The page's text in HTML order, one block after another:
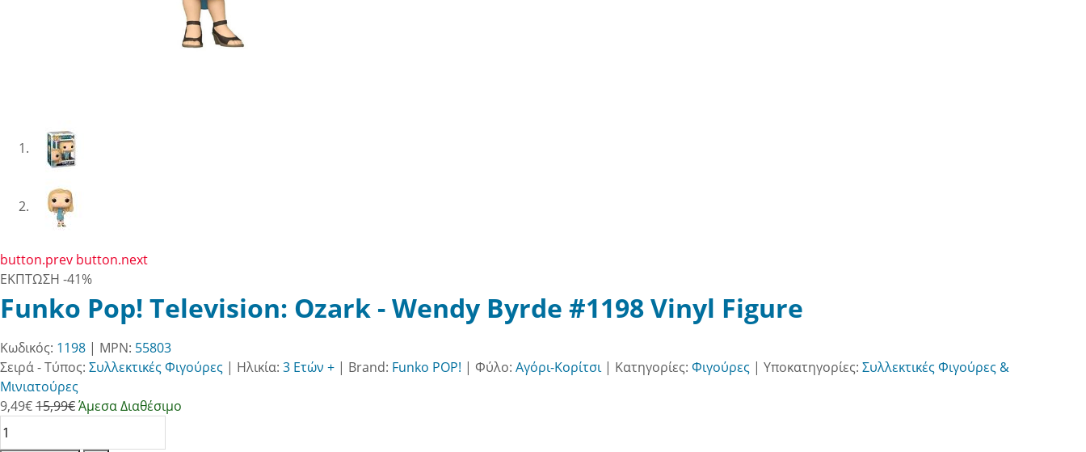
button.prev button.next
ΕΚΠΤΩΣΗ -41%
Funko Pop! Television: Ozark - Wendy Byrde #1198 Vinyl Figure
Κωδικός: 1198 | MPN: 55803
Σειρά - Τύπος: Συλλεκτικές Φιγούρες | Ηλικία: 3 Ετών + | Brand: Funko POP! | Φύλο: Αγόρι-Κορίτσι| Κατηγορίες: Φιγούρες | Υποκατηγορίες: Συλλεκτικές Φιγούρες &
Μινιατούρες
9,49€15,99€Άμεσα Διαθέσιμο